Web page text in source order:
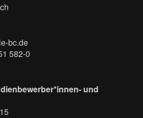
bc.de
582-0
und